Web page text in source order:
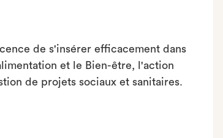
de s'insérer efficacement dans
et le Bien-être, l'action
de projets sociaux et sanitaires.